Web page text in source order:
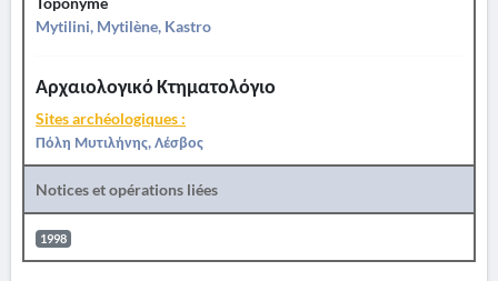
Mytilini, Mytilène, Kastro
Αρχαιολογικό Κτηματολόγιο
Sites archéologiques :
Πόλη Μυτιλήνης, Λέσβος
Notices et opérations liées
1998